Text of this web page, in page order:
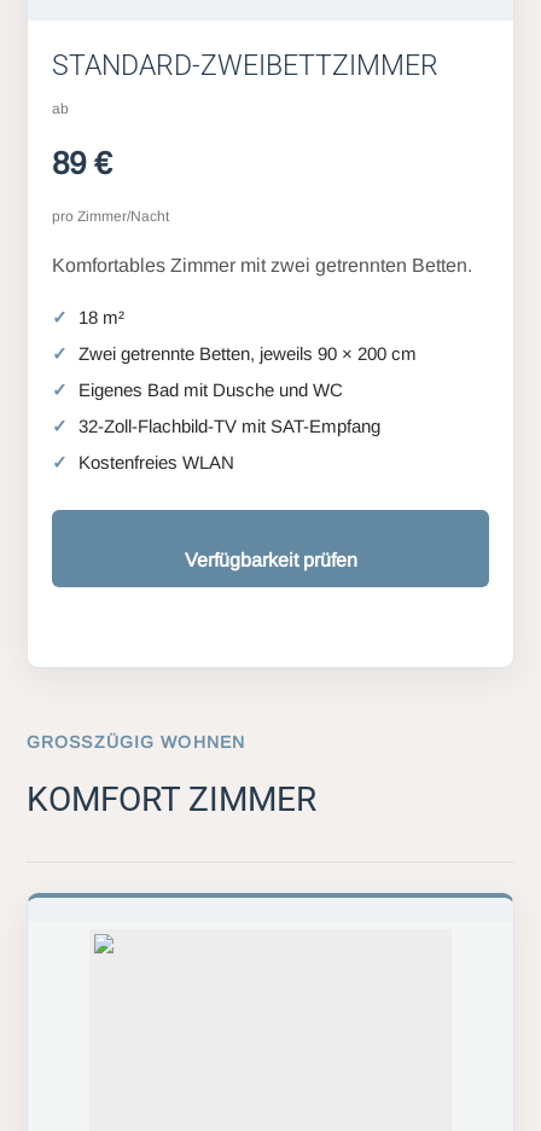
STANDARD-ZWEIBETTZIMMER
ab
89 €
pro Zimmer/Nacht
Komfortables Zimmer mit zwei getrennten Betten.
18 m²
Zwei getrennte Betten, jeweils 90 × 200 cm
Eigenes Bad mit Dusche und WC
32-Zoll-Flachbild-TV mit SAT-Empfang
Kostenfreies WLAN
Verfügbarkeit prüfen
GROSSZÜGIG WOHNEN
KOMFORT ZIMMER